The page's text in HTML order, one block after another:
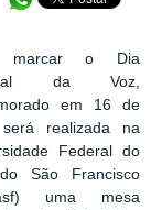
marcar o Dia
da Voz,
em 16 de
realizada na
Federal do
São Francisco
uma mesa